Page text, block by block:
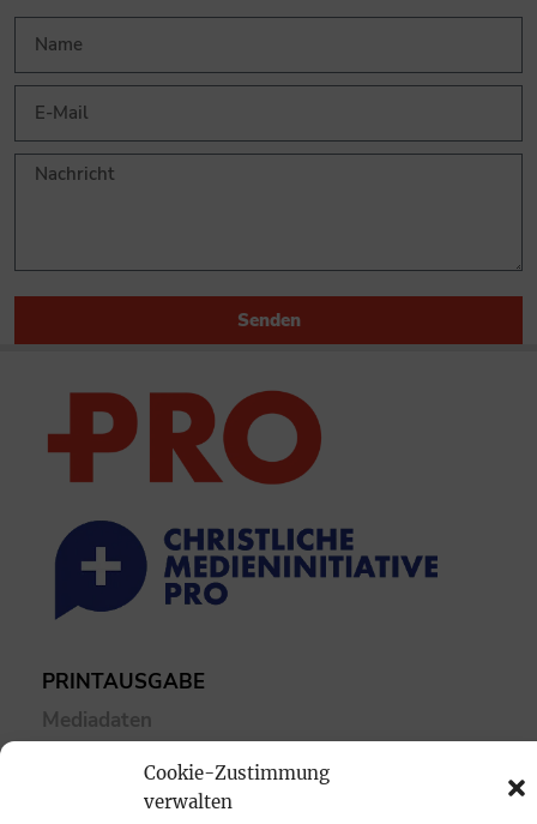
Cookie-Zustimmung
verwalten
Senden
PRINTAUSGABE
Mediadaten
PROKOMPAKT